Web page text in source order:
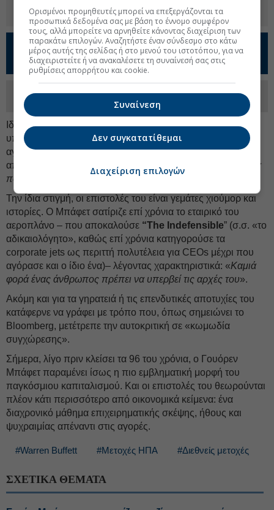
Προσθέστε τοEuro2day.grστοGoogle
Discover!
Linkedin
Ιδιαίτερα αιχμηρός εμφανιζόταν απέναντι στη Wall Street,
υποστηρίζοντας ότι αυτό που πραγματικά λατρεύουν οι
αγορές είναι η «πυρετώδης δραστηριότητα» και όχι
απαραίτητα η δημιουργία αξίας.
«Όποια ανοησία μπορεί να
πουληθεί, κάποιος θα την πουλήσει»
, έγραφε το 2023.
Την ίδια στιγμή, οι επιστολές του είναι γεμάτες χιούμορ και
ιστορίες. Ο Μπάφετ σατίριζε επί χρόνια το εταιρικό του
αεροπλάνο – που αποκαλούσε “The Indefensible” (σ.σ. «το
αδικαιολόγητο», καθώς επί χρόνια κατηγορούσε τα
corporate jets ως περιττή πολυτέλεια για CEOs μέχρι που
αγόρασε και ο ίδιο ένα)– λέγοντας χαρακτηριστικά: «Καμιά
φορά ένας άνθρωπος πρέπει να υπερβεί τις αρχές του».
Ακόμη και για τα γηρατειά ή τις επενδυτικές αποτυχίες του
κατάφερνε να γράφει με τρόπο που, όπως σημειώνει το
Bloomberg, μετέτρεπε την αυτοκριτική σε «κωμωδία
συγχώρεσης».
Σήμερα, λίγο πριν κλείσει τα 96 του χρόνια, ο Γουόρεν
Μπάφετ παραμένει ίσως η πιο εμβληματική μορφή του
παγκόσμιου καπιταλισμού. Και οι επιστολές του θεωρούνται
πλέον κάτι περισσότερο από οικονομικά κείμενα: ένα
διαχρονικό μάθημα επιχειρηματικής σκέψης, ήθους και
ψυχραιμίας απέναντι στις αγορές.
#Warren Buffett #Μετοχές ΗΠΑ #Διεθνείς μετοχές
ΣΧΕΤΙΚΑ ΘΕΜΑΤΑ
Ορισμένοι προμηθευτές μπορεί να επεξεργάζονται τα
προσωπικά δεδομένα σας με βάση το έννομο συμφέρον
τους, αλλά μπορείτε να αρνηθείτε κάνοντας διαχείριση των
παρακάτω επιλογών. Αναζητήστε έναν σύνδεσμο στο κάτω
μέρος αυτής της σελίδας ή στο μενού του ιστοτόπου, για να
διαχειριστείτε ή να ανακαλέσετε τη συναίνεσή σας στις
ρυθμίσεις απορρήτου και cookie.
Συναίνεση
Δεν συγκατατίθεμαι
Διαχείριση επιλογών